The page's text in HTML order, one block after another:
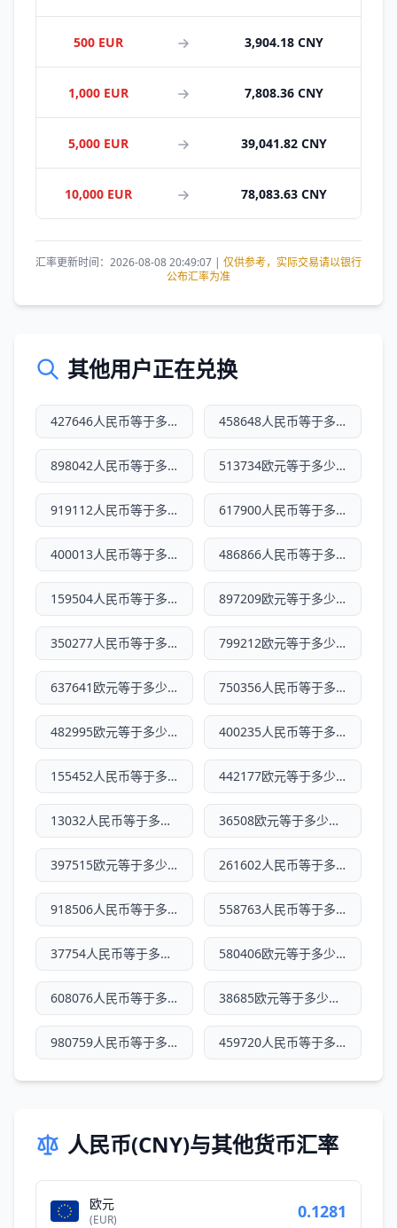
500 EUR 3,904.18 CNY
1,000 EUR 7,808.36 CNY
5,000 EUR 39,041.82 CNY
10,000 EUR 78,083.63 CNY
汇率更新时间：2026-08-08 20:49:07 | 仅供参考，实际交易请以银行
公布汇率为准
其他用户正在兑换
427646人民币等于多少欧元 458648人民币等于多少欧元
898042人民币等于多少欧元 513734欧元等于多少人民币
919112人民币等于多少欧元 617900人民币等于多少欧元
400013人民币等于多少欧元 486866人民币等于多少欧元
159504人民币等于多少欧元 897209欧元等于多少人民币
350277人民币等于多少欧元 799212欧元等于多少人民币
637641欧元等于多少人民币 750356人民币等于多少欧元
482995欧元等于多少人民币 400235人民币等于多少欧元
155452人民币等于多少欧元 442177欧元等于多少人民币
13032人民币等于多少欧元 36508欧元等于多少人民币
397515欧元等于多少人民币 261602人民币等于多少欧元
918506人民币等于多少欧元 558763人民币等于多少欧元
37754人民币等于多少欧元 580406欧元等于多少人民币
608076人民币等于多少欧元 38685欧元等于多少人民币
980759人民币等于多少欧元 459720人民币等于多少欧元
人民币(CNY)与其他货币汇率
欧元
(EUR) 0.1281